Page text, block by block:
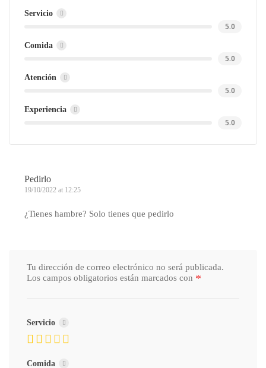
Servicio
5.0
Comida
5.0
Atención
5.0
Experiencia
5.0
Pedirlo
19/10/2022 at 12:25
¿Tienes hambre? Solo tienes que pedirlo
Tu dirección de correo electrónico no será publicada.
Los campos obligatorios están marcados con *
Servicio
Comida